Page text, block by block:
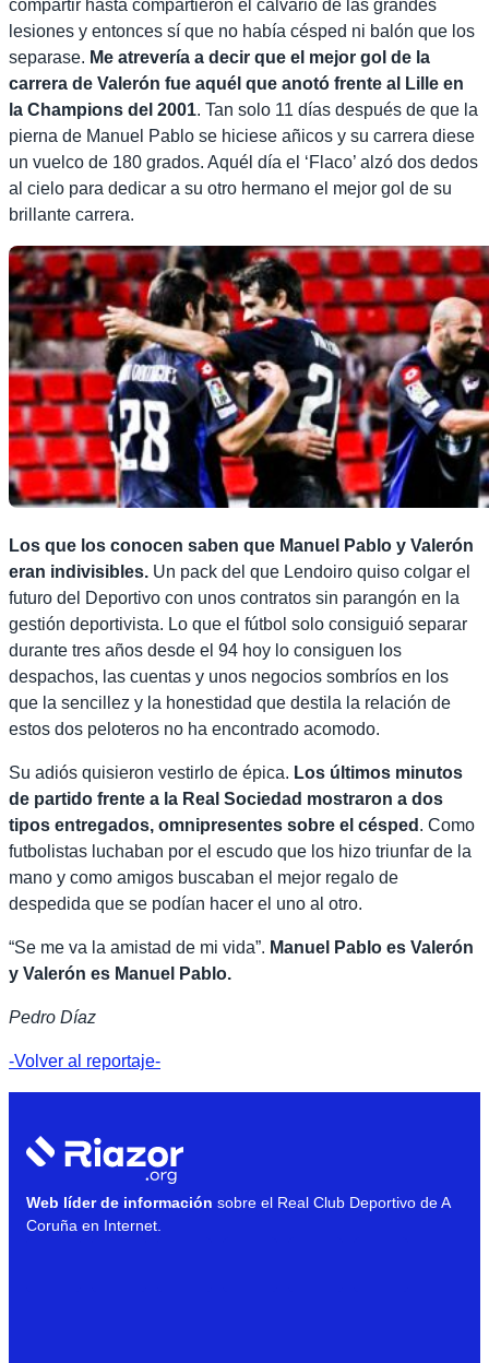
compartir hasta compartieron el calvario de las grandes
lesiones y entonces sí que no había césped ni balón que los
separase. Me atrevería a decir que el mejor gol de la
carrera de Valerón fue aquél que anotó frente al Lille en
la Champions del 2001. Tan solo 11 días después de que la
pierna de Manuel Pablo se hiciese añicos y su carrera diese
un vuelco de 180 grados. Aquél día el ‘Flaco’ alzó dos dedos
al cielo para dedicar a su otro hermano el mejor gol de su
brillante carrera.
Los que los conocen saben que Manuel Pablo y Valerón
eran indivisibles. Un pack del que Lendoiro quiso colgar el
futuro del Deportivo con unos contratos sin parangón en la
gestión deportivista. Lo que el fútbol solo consiguió separar
durante tres años desde el 94 hoy lo consiguen los
despachos, las cuentas y unos negocios sombríos en los
que la sencillez y la honestidad que destila la relación de
estos dos peloteros no ha encontrado acomodo.
Su adiós quisieron vestirlo de épica. Los últimos minutos
de partido frente a la Real Sociedad mostraron a dos
tipos entregados, omnipresentes sobre el césped . Como
futbolistas luchaban por el escudo que los hizo triunfar de la
mano y como amigos buscaban el mejor regalo de
despedida que se podían hacer el uno al otro.
“Se me va la amistad de mi vida”. Manuel Pablo es Valerón
y Valerón es Manuel Pablo.
Pedro Díaz
-Volver al reportaje-
Web líder de información sobre el Real Club Deportivo de A
Coruña en Internet.